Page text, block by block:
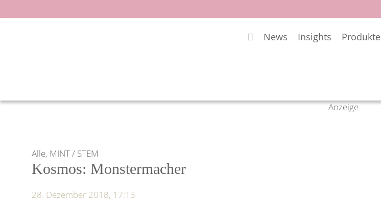
Inhalt
News Insights Produkte
Anzeige
Alle, MINT / STEM
Kosmos: Monstermacher
28. Dezember 2018, 17:13